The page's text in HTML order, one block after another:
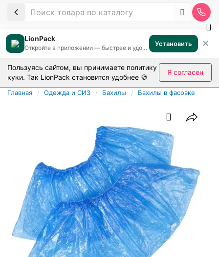
LionPack
Откройте в приложении — быстрее и удобнее Установить ✕
Пользуясь сайтом, вы принимаете политику
куки. Так LionPack становится удобнее 🍪
Я согласен
Главная Одежда и СИЗ Бахилы Бахилы в фасовке